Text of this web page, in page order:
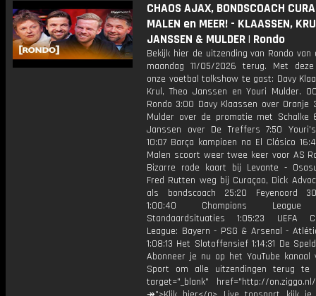
CHAOS AJAX, BONDSCOACH
MALEN en MEER! - KLAASSEN,
JANSSEN & MULDER | Rondo
Bekijk hier de uitzending van Rondo van
maandag 11/05/2026 terug. Met
onze voetbal talkshow te gast: Davy
Krul, Theo Janssen en Youri Mulder.
Rondo 3:00 Davy Klaassen over Oranje
Mulder over de promotie met Schalke
Janssen over De Treffers 7:50
10:07 Barça kampioen na El Clásico
Malen scoort weer twee keer voor AS
Bizarre rode kaart bij Levante -
Fred Rutten weg bij Curaçao, Dick
als bondscoach 25:20 Feyenoord
1:00:40 Champions League
Standaardsituaties 1:05:23 UEFA
League: Bayern - PSG & Arsenal -
1:08:13 Het Slotoffensief 1:14:31 De
Abonneer je nu op het YouTube kanaal
Sport om alle uitzendingen terug te
target="_blank" href="http://